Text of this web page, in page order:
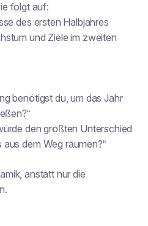
folgt auf:
des ersten Halbjahres
und Ziele im zweiten
benötigst du, um das Jahr
den größten Unterschied
dem Weg räumen?“
anstatt nur die